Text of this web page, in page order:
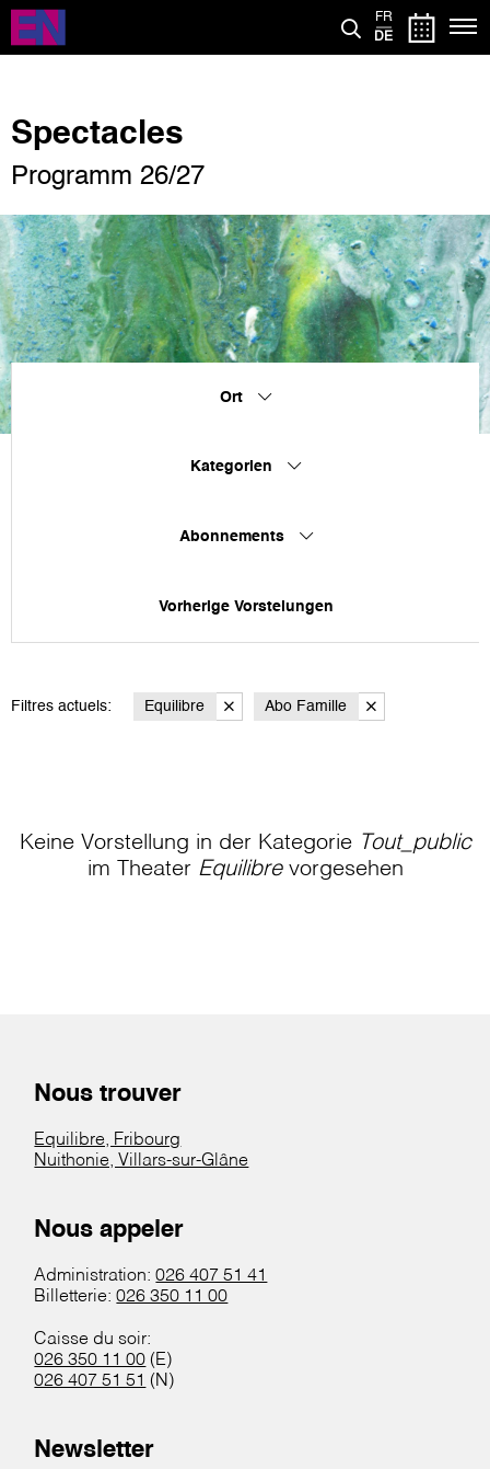
Direkt
zum
Inhalt
FR
DE
Spectacles
Programm 26/27
Ort
Kategorien
Abonnements
Vorherige Vorstelungen
Filtres actuels: Equilibre Abo Famille
Keine Vorstellung in der Kategorie Tout_public
im Theater Equilibrevorgesehen
Nous trouver
Equilibre, Fribourg
Nuithonie, Villars-sur-Glâne
Nous appeler
Administration:026 407 51 41
Billetterie:026 350 11 00
Caisse du soir:
026 350 11 00 (E)
026 407 51 51 (N)
Newsletter